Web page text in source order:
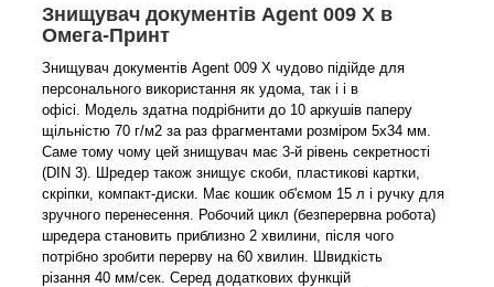
Знищувач документів Agent 009 X в
Омега-Принт
Знищувач документів Agent 009 X чудово підійде для
персонального використання як удома, так і і в
офісі. Модель здатна подрібнити до 10 аркушів паперу
щільністю 70 г/м2 за раз фрагментами розміром 5х34 мм.
Саме тому чому цей знищувач має 3-й рівень секретності
(DIN 3). Шредер також знищує скоби, пластикові картки,
скріпки, компакт-диски. Має кошик об'ємом 15 л і ручку для
зручного перенесення.
Робочий цикл (безперервна робота)
шредера становить приблизно 2 хвилини, після чого
потрібно зробити перерву на 60 хвилин. Швидкість
різання 40 мм/сек. Серед додаткових функцій